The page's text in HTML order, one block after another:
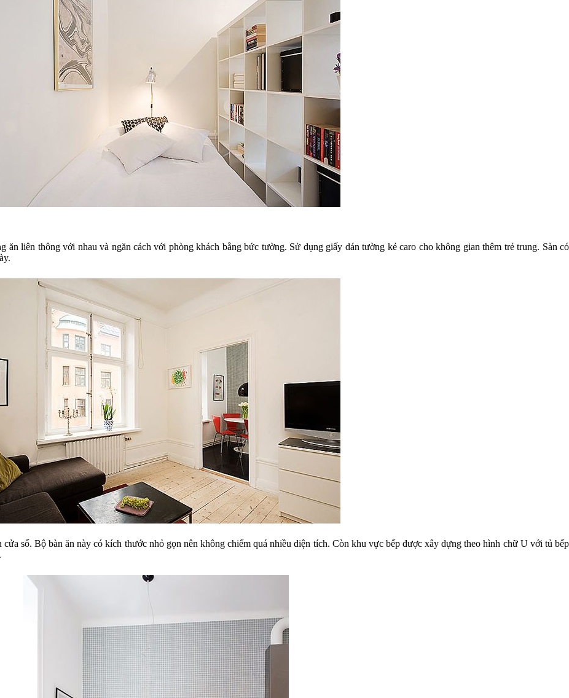
liên thông với nhau và ngăn cách với phòng khách bằng bức tường. Sử dụng giấy dán tường kẻ caro cho không gian thêm trẻ trung. Sàn có
sổ. Bộ bàn ăn này có kích thước nhỏ gọn nên không chiếm quá nhiều diện tích. Còn khu vực bếp được xây dựng theo hình chữ U với tủ bếp